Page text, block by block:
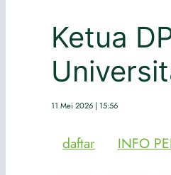
Ketua
11 Mei 2026 | 15:56
daftar INFO